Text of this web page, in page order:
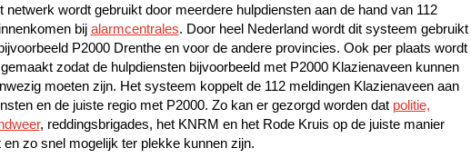
netwerk wordt gebruikt door meerdere hulpdiensten aan de hand van 112
bij alarmcentrales. Door heel Nederland wordt dit systeem gebruikt
P2000 Drenthe en voor de andere provincies. Ook per plaats wordt
zodat de hulpdiensten bijvoorbeeld met P2000 Klazienaveen kunnen
moeten zijn. Het systeem koppelt de 112 meldingen Klazienaveen aan
en de juiste regio met P2000. Zo kan er gezorgd worden dat politie,
, reddingsbrigades, het KNRM en het Rode Kruis op de juiste manier
en zo snel mogelijk ter plekke kunnen zijn.